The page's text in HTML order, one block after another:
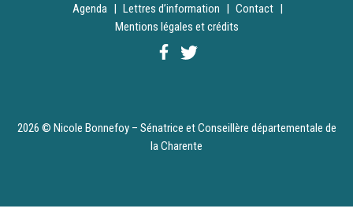
Agenda
Lettres d’information
Contact
Mentions légales et crédits
2026 © Nicole Bonnefoy – Sénatrice et Conseillère départementale de
la Charente